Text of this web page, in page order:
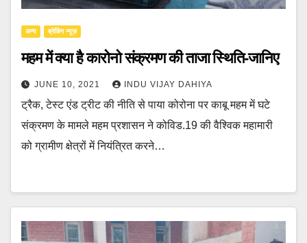
अन्य ब्रेकिंग न्यूज़
महम में क्या है कारोनो संक्रमण की ताजा स्थिति-जानिए
JUNE 10, 2021 INDU VIJAY DAHIYA
ट्रैक, टेस्ट एंड ट्रीट की नीति से पाया कोरोना पर काबू महम में घटे
संक्रमण के मामले महम प्रशासन ने कोविड.19 की वैश्विक महामारी
को ग्रामीण क्षेत्रों में नियंत्रित करने…